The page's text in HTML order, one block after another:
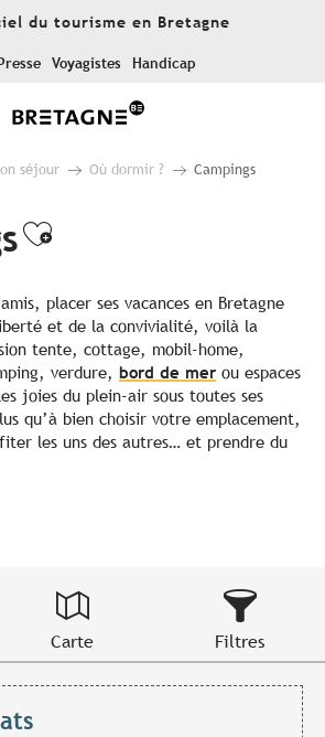
du tourisme en Bretagne
Presse Voyagistes Handicap
séjour Où dormir ? Campings
Ajouter aux
placer ses vacances en Bretagne
et de la convivialité, voilà la
tente, cottage, mobil-home,
verdure, bord de merou espaces
joies du plein-air sous toutes ses
qu’à bien choisir votre emplacement,
les uns des autres… et prendre du
Carte Filtres